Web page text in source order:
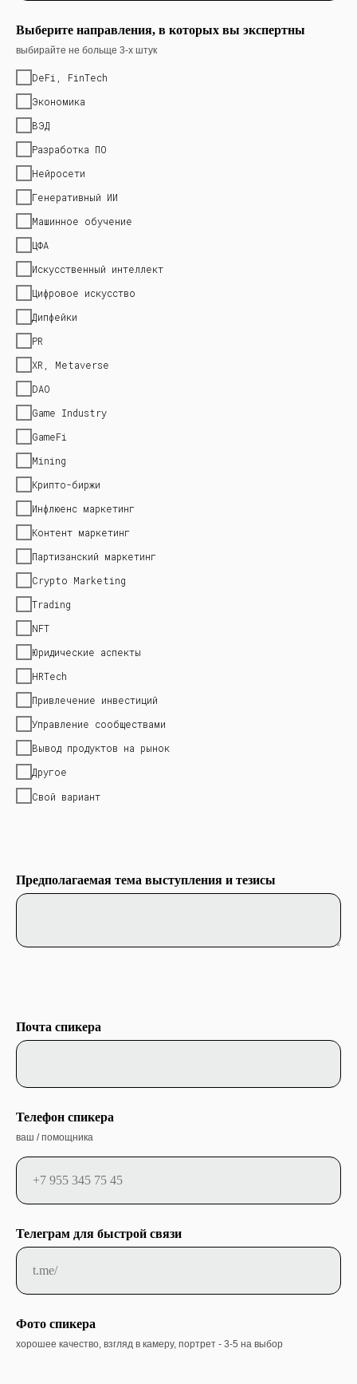
Выберите направления, в которых вы экспертны
выбирайте не больще 3-х штук
DeFi, FinTech
Экономика
ВЭД
Разработка ПО
Нейросети
Генеративный ИИ
Машинное обучение
ЦФА
Искусственный интеллект
Цифровое искусство
Дипфейки
PR
XR, Metaverse
DAO
Game Industry
GameFi
Mining
Крипто-биржи
Инфлюенс маркетинг
Контент маркетинг
Партизанский маркетинг
Crypto Marketing
Trading
NFT
Юридические аспекты
HRTech
Привлечение инвестиций
Управление сообществами
Вывод продуктов на рынок
Другое
Свой вариант
Предполагаемая тема выступления и тезисы
Почта спикера
Телефон спикера
ваш / помощника
Телеграм для быстрой связи
Фото спикера
хорошее качество, взгляд в камеру, портрет - 3-5 на выбор